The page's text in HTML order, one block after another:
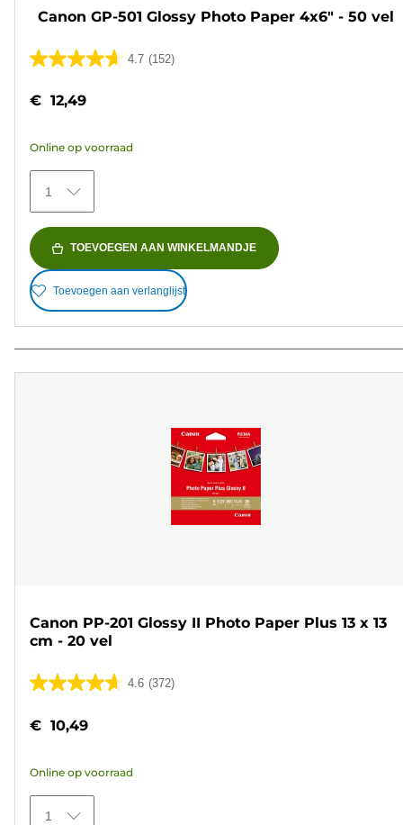
Canon GP-501 Glossy Photo Paper 4x6" - 50 vel
4.7 (152)
4.7
de
sterren.
152
beoordelingen
€ 12,49
Online op voorraad
1
TOEVOEGEN AAN WINKELMANDJE
Toevoegen aan verlanglijst
Canon PP-201 Glossy II Photo Paper Plus 13 x 13
cm - 20 vel
4.6 (372)
4.6
de
sterren.
372
€ 10,49
Online op voorraad
1